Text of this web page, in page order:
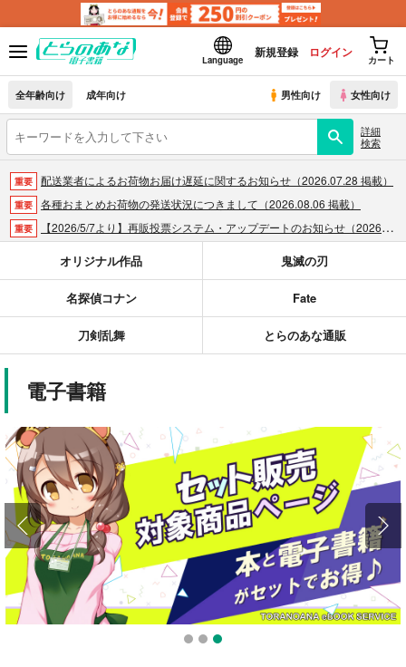
Language
新規登録 ログイン
カート
全年齢向け 成年向け 男性向け 女性向け
詳細
検索
重要 配送業者によるお荷物お届け遅延に関するお知らせ（2026.07.28 掲載）
重要 各種おまとめお荷物の発送状況につきまして（2026.08.06 掲載）
重要 【2026/5/7より】再販投票システム・アップデートのお知らせ（2026.05.07 掲載）
「とらのあな×駿河屋日本橋乙女同人誌館」通販店頭受取サービス開始のお知らせ（2026.01.05 更新｜2025.12.30 掲載）
重要 【2025/12/1より】「通販ポイント⇒とらコイン変換キャンペーン」終了のお知らせ（2025.11.21 掲載）
個人情報保護方針の改定について（2025.09.19 更新｜2025.08.01 掲載）
全てのお知らせを見る
オリジナル作品 鬼滅の刃
名探偵コナン Fate
刀剣乱舞 とらのあな通販
電子書籍
1 2 3